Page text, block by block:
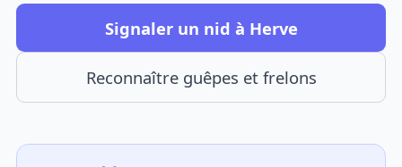
Signaler un nid à Herve
Reconnaître guêpes et frelons